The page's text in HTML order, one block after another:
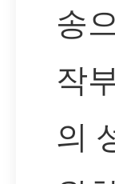
송
작
의